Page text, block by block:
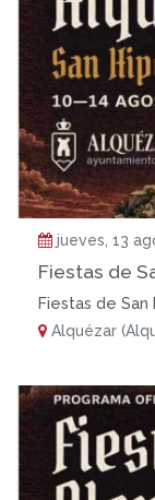
jueves, 13
Fiestas de
Fiestas de
Alquézar